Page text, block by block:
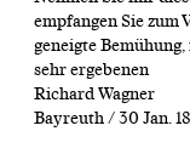
empfangen Sie zum
geneigte
sehr ergebenen
Richard Wagner
Bayreuth / 30 Jan.